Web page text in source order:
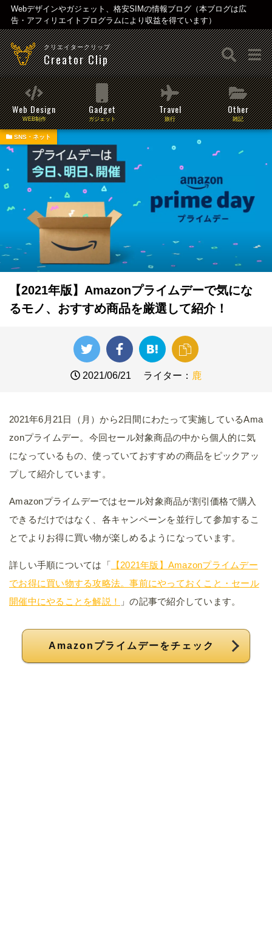
Webデザインやガジェット、格安SIMの情報ブログ（本ブログは広
告・アフィリエイトプログラムにより収益を得ています）
クリエイタークリップ
Creator Clip
Web Design
WEB制作
Gadget
ガジェット
Travel
旅行
Other
雑記
SNS・ネット
【2021年版】Amazonプライムデーで気にな
るモノ、おすすめ商品を厳選して紹介！
2021/06/21 ライター： 鹿
2021年6月21日（月）から2日間にわたって実施しているAma
zonプライムデー。今回セール対象商品の中から個人的に気
になっているもの、使っていておすすめの商品をピックアッ
プして紹介しています。
Amazonプライムデーではセール対象商品が割引価格で購入
できるだけではなく、各キャンペーンを並行して参加するこ
とでよりお得に買い物が楽しめるようになっています。
詳しい手順については「 【2021年版】Amazonプライムデー
でお得に買い物する攻略法。事前にやっておくこと・セール
開催中にやることを解説！
」の記事で紹介しています。
Amazonプライムデーをチェック